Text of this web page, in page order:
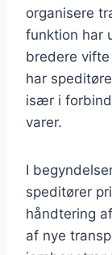
organisere
funktion har
bredere
har
især i
varer.
I
speditører
håndtering
af nye